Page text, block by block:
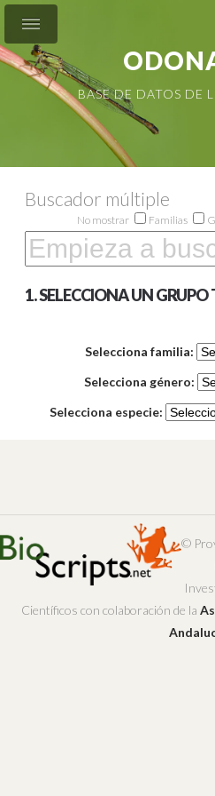
BASE DE DATOS DE
Buscador múltiple
No mostrar Familias
1. SELECCIONA UN
Selecciona familia:
Selecciona género:
Selecciona especie:
©
Científicos con colaboración de la